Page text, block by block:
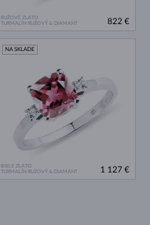
RUŽOVÉ ZLATO
TURMALÍN RUŽOVÝ & DIAMANT
822 €
BIELE ZLATO
TURMALÍN RUŽOVÝ & DIAMANT
NA SKLADE
1 127 €